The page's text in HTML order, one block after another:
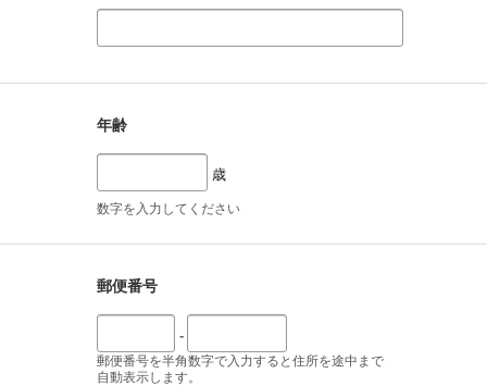
年齢
歳
数字を入力してください
郵便番号
-
郵便番号を半角数字で入力すると住所を途中まで
自動表示します。